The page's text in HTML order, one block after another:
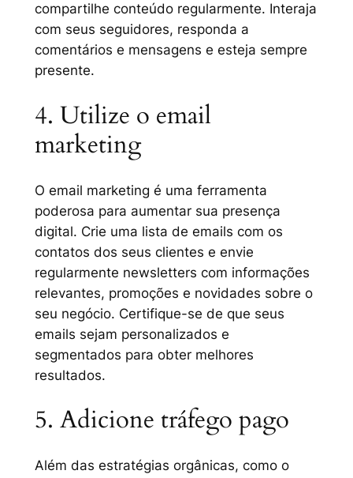
compartilhe conteúdo regularmente. Interaja
com seus seguidores, responda a
comentários e mensagens e esteja sempre
presente.
4. Utilize o email
marketing
O email marketing é uma ferramenta
poderosa para aumentar sua presença
digital. Crie uma lista de emails com os
contatos dos seus clientes e envie
regularmente newsletters com informações
relevantes, promoções e novidades sobre o
seu negócio. Certifique-se de que seus
emails sejam personalizados e
segmentados para obter melhores
resultados.
5. Adicione tráfego pago
Além das estratégias orgânicas, como o